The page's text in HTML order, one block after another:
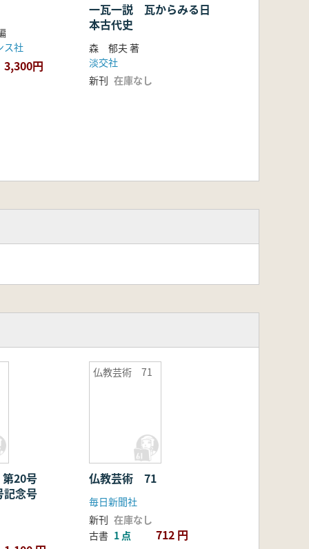
ス社
3,300円
一瓦一説 瓦からみる日
本古代史
森 郁夫 著
淡交社
新刊 在庫なし
20号
念号
仏教芸術 71
仏教芸術 71
毎日新聞社
新刊 在庫なし
古書 1 点 712 円